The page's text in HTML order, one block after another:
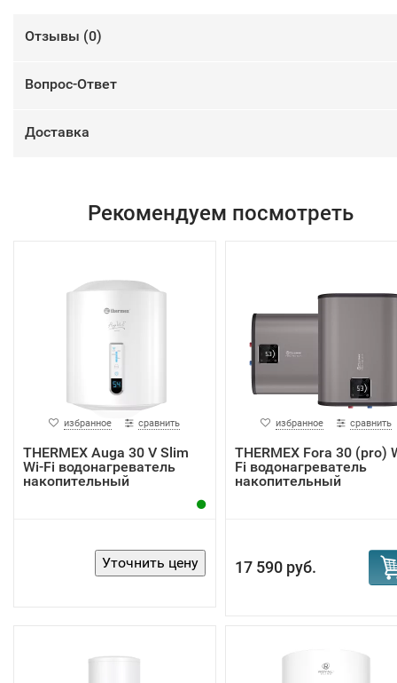
Отзывы (0)
Вопрос-Ответ
Доставка
Рекомендуем посмотреть
избранное сравнить
THERMEX Auga 30 V Slim
Wi-Fi водонагреватель
накопительный
избранное сравнить
THERMEX Fora 30 (pro)
Fi водонагреватель
накопительный
17 590 руб.